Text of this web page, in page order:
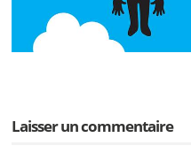
Laisser un commentaire